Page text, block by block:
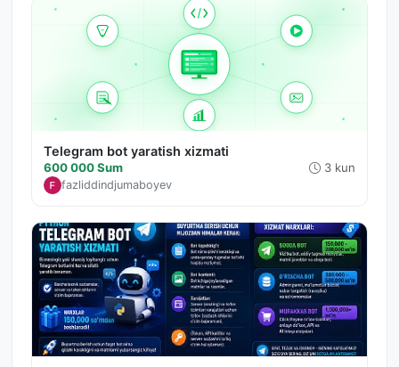
Telegram bot yaratish xizmati
600 000 Sum 3 kun
fazliddindjumaboyev